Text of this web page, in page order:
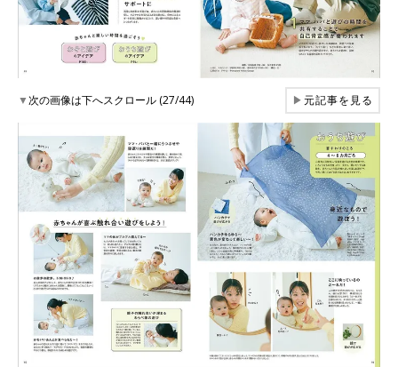
▼次の画像は下へスクロール (27/44) ▶元記事を見る